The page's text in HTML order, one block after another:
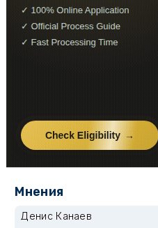
Мнения
Денис Канаев